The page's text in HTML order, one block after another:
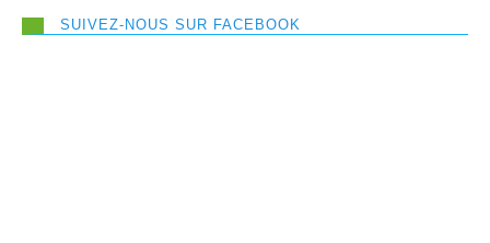
SUIVEZ-NOUS SUR FACEBOOK